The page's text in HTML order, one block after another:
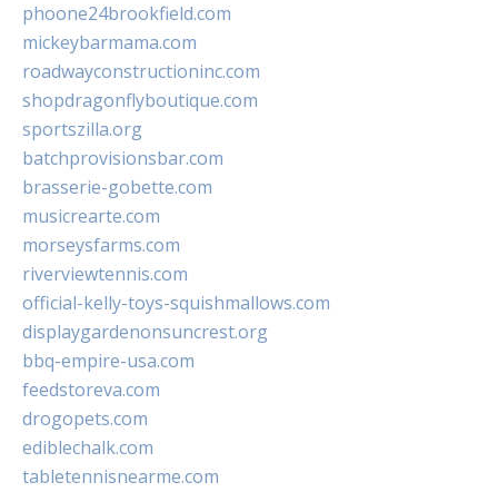
phoone24brookfield.com
mickeybarmama.com
roadwayconstructioninc.com
shopdragonflyboutique.com
sportszilla.org
batchprovisionsbar.com
brasserie-gobette.com
musicrearte.com
morseysfarms.com
riverviewtennis.com
official-kelly-toys-squishmallows.com
displaygardenonsuncrest.org
bbq-empire-usa.com
feedstoreva.com
drogopets.com
ediblechalk.com
tabletennisnearme.com